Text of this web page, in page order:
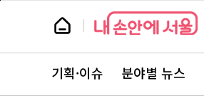
본
뉴
스
뉴
스
주
서
기획·이슈 분야별 뉴스
페